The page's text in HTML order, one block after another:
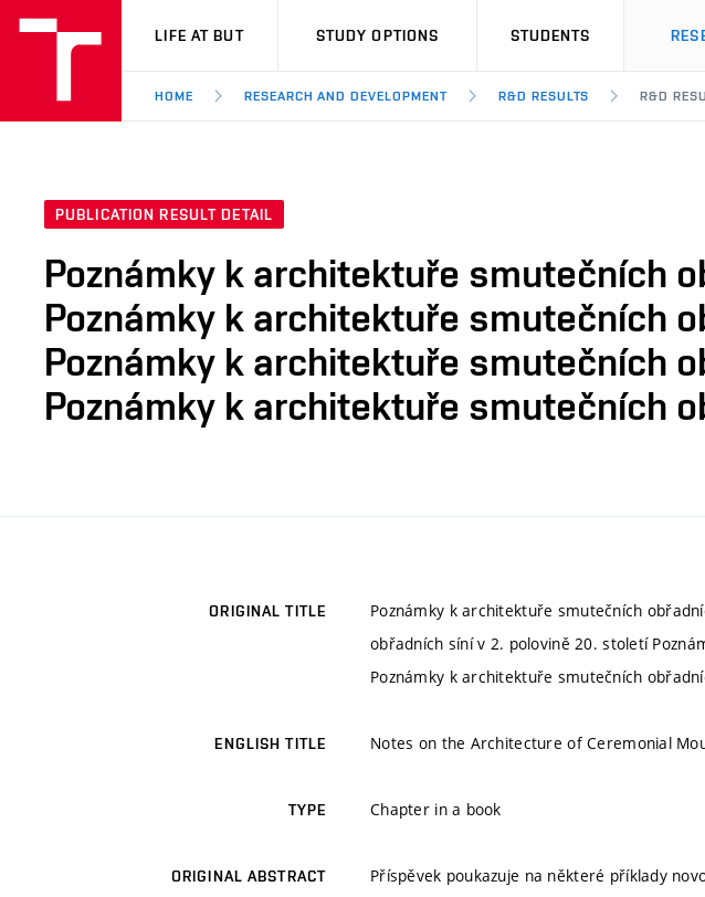
VUT
LIFE AT BUT STUDY OPTIONS STUDENTS
HOME RESEARCH AND DEVELOPMENT R&D RESULTS R&D
PUBLICATION RESULT DETAIL
Poznámky k architektuře smutečních
Poznámky k architektuře smutečních
Poznámky k architektuře smutečních
Poznámky k architektuře smutečních
ORIGINAL TITLE
Poznámky k architektuře smutečních
obřadních síní v 2. polovině 20. století
Poznámky k architektuře smutečních
ENGLISH TITLE Notes on the Architecture of Ceremonial
TYPE Chapter in a book
ORIGINAL ABSTRACT
Příspěvek poukazuje na některé příklady